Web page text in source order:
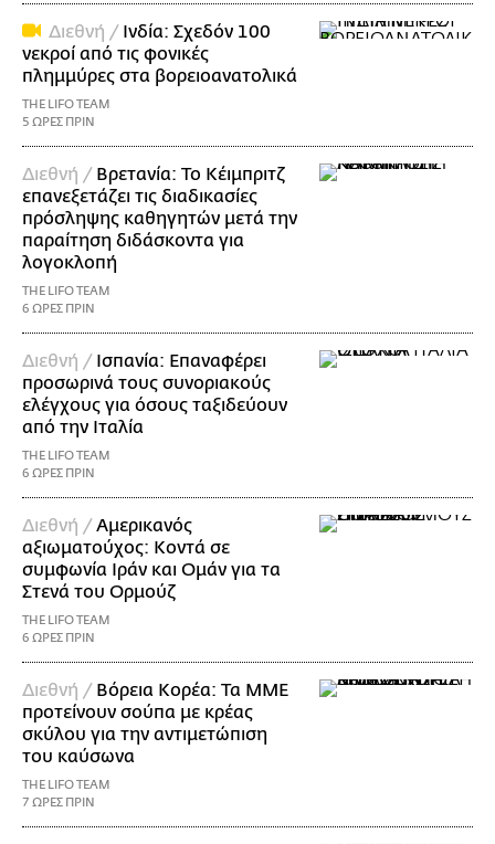
Διεθνή / Ινδία: Σχεδόν 100
νεκροί από τις φονικές
πλημμύρες στα βορειοανατολικά
THE LIFO TEAM
5 ΩΡΕΣ ΠΡΙΝ
Διεθνή / Βρετανία: Το Κέιμπριτζ
επανεξετάζει τις διαδικασίες
πρόσληψης καθηγητών μετά την
παραίτηση διδάσκοντα για
λογοκλοπή
THE LIFO TEAM
6 ΩΡΕΣ ΠΡΙΝ
Διεθνή / Ισπανία: Επαναφέρει
προσωρινά τους συνοριακούς
ελέγχους για όσους ταξιδεύουν
από την Ιταλία
THE LIFO TEAM
6 ΩΡΕΣ ΠΡΙΝ
Διεθνή /Αμερικανός
αξιωματούχος: Κοντά σε
συμφωνία Ιράν και Ομάν για τα
Στενά του Ορμούζ
THE LIFO TEAM
6 ΩΡΕΣ ΠΡΙΝ
Διεθνή / Βόρεια Κορέα: Τα ΜΜΕ
προτείνουν σούπα με κρέας
σκύλου για την αντιμετώπιση
του καύσωνα
THE LIFO TEAM
7 ΩΡΕΣ ΠΡΙΝ